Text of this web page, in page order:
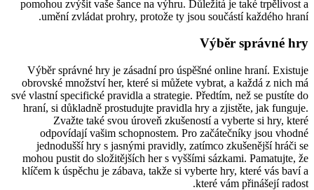
pomohou zvýšit vaše šance na výhru. Důležitá je také trpělivost a
umění zvládat prohry, protože ty jsou součástí každého hraní.
Výběr správné hry
Výběr správné hry je zásadní pro úspěšné online hraní. Existuje
obrovské množství her, které si můžete vybrat, a každá z nich má
své vlastní specifické pravidla a strategie. Předtím, než se pustíte do
hraní, si důkladně prostudujte pravidla hry a zjistěte, jak funguje.
Zvažte také svou úroveň zkušeností a vyberte si hry, které
odpovídají vašim schopnostem. Pro začátečníky jsou vhodné
jednodušší hry s jasnými pravidly, zatímco zkušenější hráči se
mohou pustit do složitějších her s vyššími sázkami. Pamatujte, že
klíčem k úspěchu je zábava, takže si vyberte hry, které vás baví a
které vám přinášejí radost.